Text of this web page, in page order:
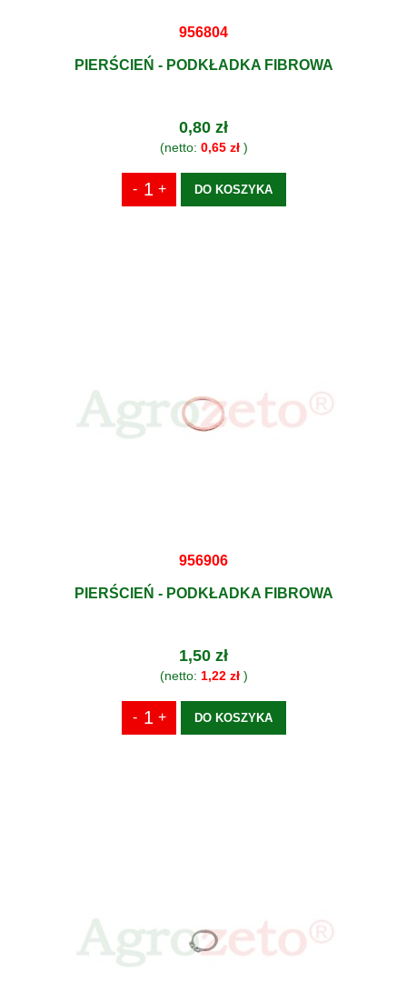
956804
PIERŚCIEŃ - PODKŁADKA FIBROWA
0,80 zł
(netto: 0,65 zł)
DO KOSZYKA
956906
PIERŚCIEŃ - PODKŁADKA FIBROWA
1,50 zł
(netto: 1,22 zł)
DO KOSZYKA